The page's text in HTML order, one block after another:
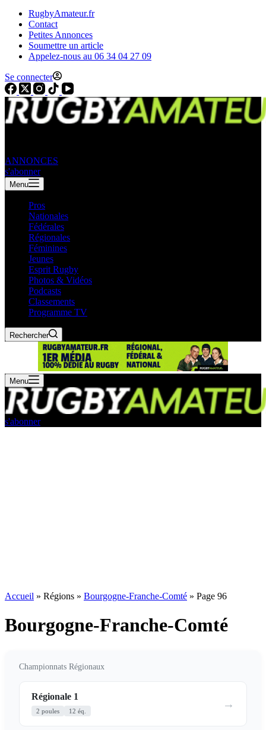
RugbyAmateur.fr
Contact
Petites Annonces
Soumettre un article
Appelez-nous au 06 34 04 27 09
Se connecter
ANNONCES
s'abonner
Menu
Pros
Nationales
Fédérales
Régionales
Féminines
Jeunes
Esprit Rugby
Photos & Vidéos
Podcasts
Classements
Programme TV
Rechercher
Menu
s'abonner
Accueil » Régions » Bourgogne-Franche-Comté » Page 96
Bourgogne-Franche-Comté
Championnats Régionaux
Régionale 1
2 poules 12 éq.
→